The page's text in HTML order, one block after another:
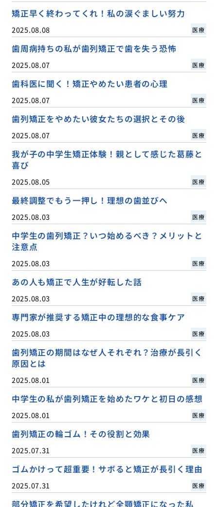
矯正早く終わってくれ！私の涙ぐましい努力
2025.08.08 医療
歯周病持ちの私が歯列矯正で歯を失う恐怖
2025.08.07 医療
歯科医に聞く！矯正やめたい患者の心理
2025.08.07 医療
歯列矯正をやめたい彼女たちの選択とその後
2025.08.07 医療
我が子の中学生矯正体験！親として感じた葛藤と
喜び
2025.08.05 医療
最終調整でもう一押し！理想の歯並びへ
2025.08.03 医療
中学生の歯列矯正？いつ始めるべき？メリットと
注意点
2025.08.03 医療
あの人も矯正で人生が好転した話
2025.08.03 医療
専門家が推奨する矯正中の理想的な食事ケア
2025.08.03 医療
歯列矯正の期間はなぜ人それぞれ？治療が長引く
原因とは
2025.08.01 医療
中学生の私が歯列矯正を始めたワケと初日の感想
2025.08.01 医療
歯列矯正の輪ゴム！その役割と効果
2025.07.31 医療
ゴムかけって超重要！サボると矯正が長引く理由
2025.07.31 医療
部分矯正を希望したけれど全顎矯正になった私